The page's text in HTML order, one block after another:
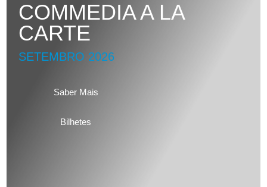
COMMEDIA A LA
CARTE
SETEMBRO 2026
Saber Mais
Bilhetes